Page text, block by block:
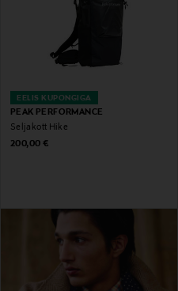
EELIS KUPONGIGA
PEAK PERFORMANCE
Seljakott Hike
Original Price
200,00 €